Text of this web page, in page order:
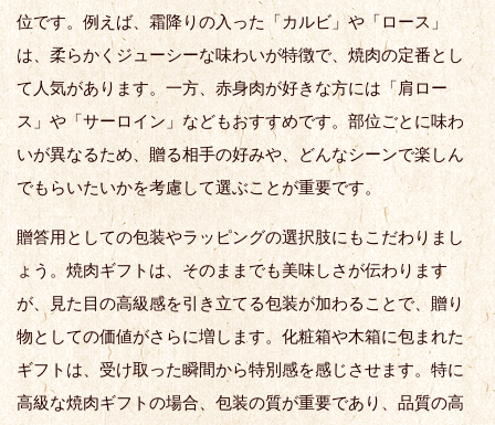
位です。例えば、霜降りの入った「カルビ」や「ロース」
は、柔らかくジューシーな味わいが特徴で、焼肉の定番とし
て人気があります。一方、赤身肉が好きな方には「肩ロー
ス」や「サーロイン」などもおすすめです。部位ごとに味わ
いが異なるため、贈る相手の好みや、どんなシーンで楽しん
でもらいたいかを考慮して選ぶことが重要です。
贈答用としての包装やラッピングの選択肢にもこだわりまし
ょう。焼肉ギフトは、そのままでも美味しさが伝わります
が、見た目の高級感を引き立てる包装が加わることで、贈り
物としての価値がさらに増します。化粧箱や木箱に包まれた
ギフトは、受け取った瞬間から特別感を感じさせます。特に
高級な焼肉ギフトの場合、包装の質が重要であり、品質の高